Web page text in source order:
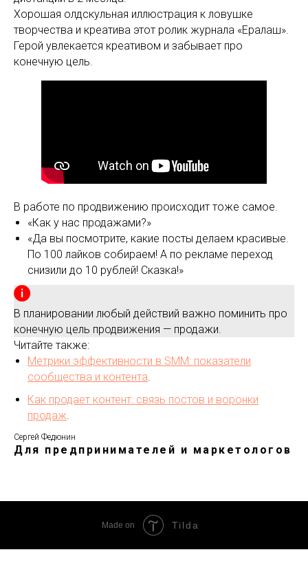
Хорошая олдскульная иллюстрация к ловушке
творчества и креатива этот ролик журнала «Ералаш».
Герой увлекается креативом и забывает про
конечную цель.
В работе по продвижению происходит тоже самое.
«Как у нас продажами?»
«Да вы посмотрите, какие посты делаем красивые.
По 100 лайков собираем! А по рекламе переход
снизили до 10 рублей! Сказка!»
В планировании любый действий важно поминить про
конечную цель продвижения — продажи.
Читайте также:
Метрики эффективности в SMM: показатели
сообщества и контента.
Как продает контент: связь постов и воронки
продаж.
Сергей Федюнин
Для предпринимателей и маркетологов
Made on Tilda